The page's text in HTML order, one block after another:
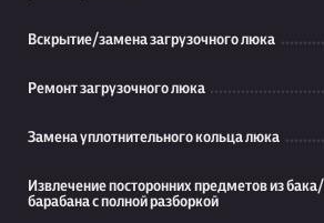
Вскрытие/замена загрузочного люка
Ремонт загрузочного люка
Замена уплотнительного кольца люка
Извлечение посторонних предметов из бака/
барабана с полной разборкой